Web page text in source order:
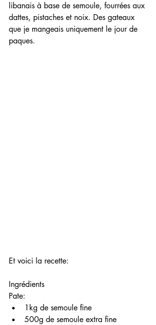
libanais à base de semoule, fourrées aux
dattes, pistaches et noix. Des gateaux
que je mangeais uniquement le jour de
paques.
Et voici la recette:
Ingrédients
Pate:
1kg de semoule fine
500g de semoule extra fine